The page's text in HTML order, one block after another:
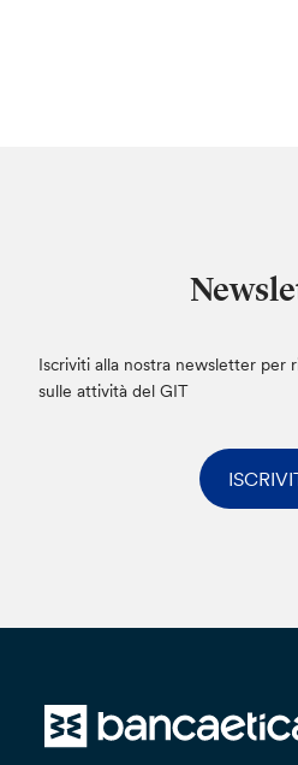
Iscriviti alla nostra newsletter
sulle attività del GIT